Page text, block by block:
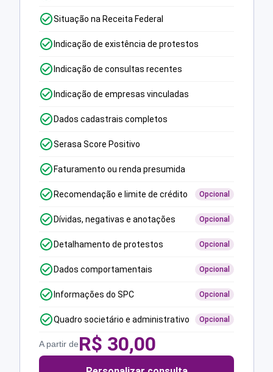
Situação na Receita Federal
Indicação de existência de protestos
Indicação de consultas recentes
Indicação de empresas vinculadas
Dados cadastrais completos
Serasa Score Positivo
Faturamento ou renda presumida
Recomendação e limite de crédito Opcional
Dívidas, negativas e anotações Opcional
Detalhamento de protestos Opcional
Dados comportamentais Opcional
Informações do SPC Opcional
Quadro societário e administrativo Opcional
A partir deR$ 30,00